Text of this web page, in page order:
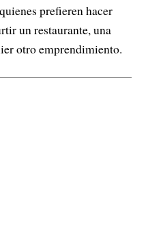
prefieren hacer
un restaurante, una
otro emprendimiento.